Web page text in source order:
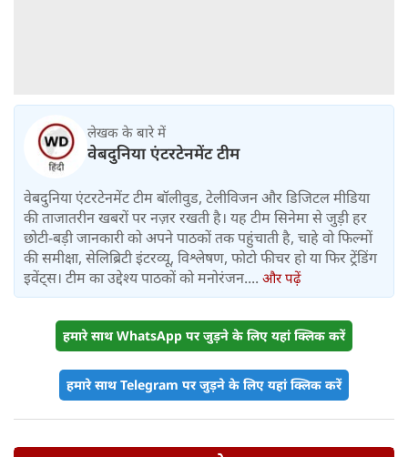
लेखक के बारे में
वेबदुनिया एंटरटेनमेंट टीम
वेबदुनिया एंटरटेनमेंट टीम बॉलीवुड, टेलीविजन और डिजिटल मीडिया
की ताजातरीन खबरों पर नज़र रखती है। यह टीम सिनेमा से जुड़ी हर
छोटी-बड़ी जानकारी को अपने पाठकों तक पहुंचाती है, चाहे वो फिल्मों
की समीक्षा, सेलिब्रिटी इंटरव्यू, विश्लेषण, फोटो फीचर हो या फिर ट्रेंडिंग
इवेंट्स। टीम का उद्देश्य पाठकों को मनोरंजन.... और पढ़ें
हमारे साथ WhatsApp पर जुड़ने के लिए यहां क्लिक करें
हमारे साथ Telegram पर जुड़ने के लिए यहां क्लिक करें